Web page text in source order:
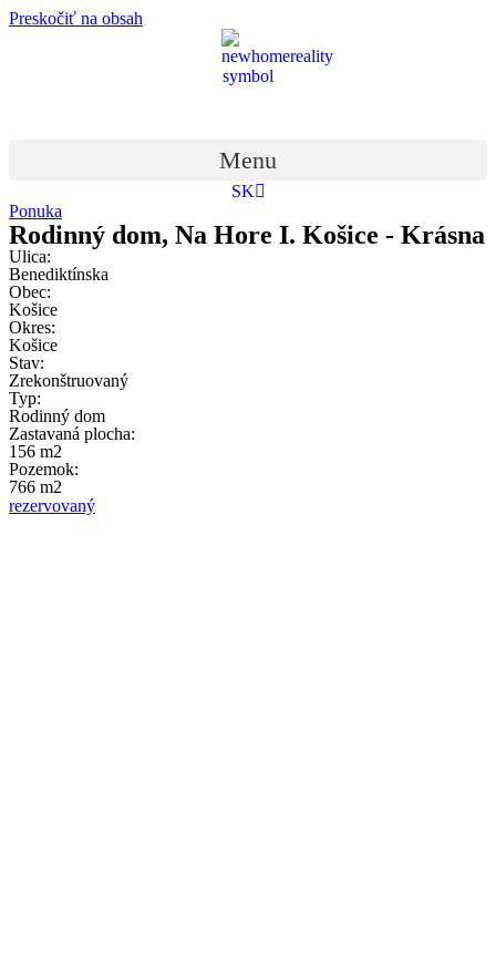
Preskočiť na obsah
Menu
SK
EN
Ponuka
Rodinný dom, Na Hore I. Košice - Krásna
Ulica:
Benediktínska
Obec:
Košice
Okres:
Košice
Stav:
Zrekonštruovaný
Typ:
Rodinný dom
Zastavaná plocha:
156 m2
Pozemok:
766 m2
rezervovaný